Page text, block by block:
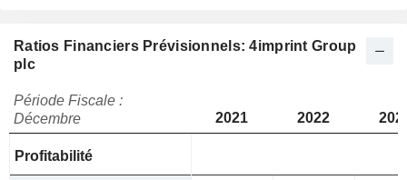
Ratios Financiers Prévisionnels: 4imprint Group
plc
Période Fiscale :
Décembre
2021 2022
Profitabilité